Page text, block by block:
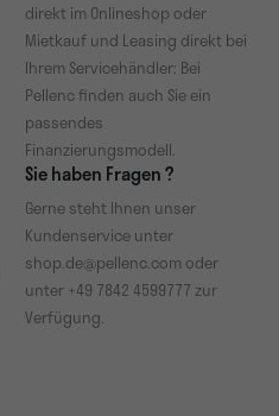
direkt im Onlineshop oder
Mietkauf und Leasing direkt bei
Ihrem Servicehändler: Bei
Pellenc finden auch Sie ein
passendes
Finanzierungsmodell.
Sie haben Fragen ?
Gerne steht Ihnen unser
Kundenservice unter
shop.de@pellenc.com oder
unter +49 7842 4599777 zur
Verfügung.